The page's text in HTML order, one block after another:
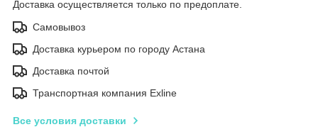
Доставка осуществляется только по предоплате.
Самовывоз
Доставка курьером по городу Астана
Доставка почтой
Транспортная компания Exline
Все условия доставки